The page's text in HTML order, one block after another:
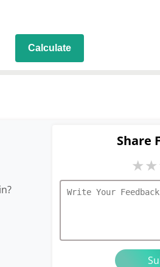
Calculate
Share
★★